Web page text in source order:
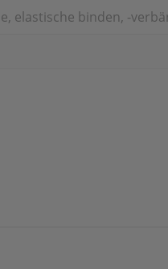
elastische binden, -